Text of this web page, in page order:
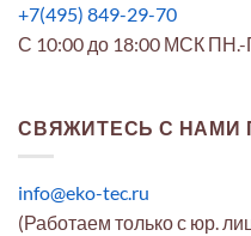
+7(495) 849-29-70
С 10:00 до 18:00 МСК
СВЯЖИТЕСЬ С НАМИ
info@eko-tec.ru
(Работаем только с юр.